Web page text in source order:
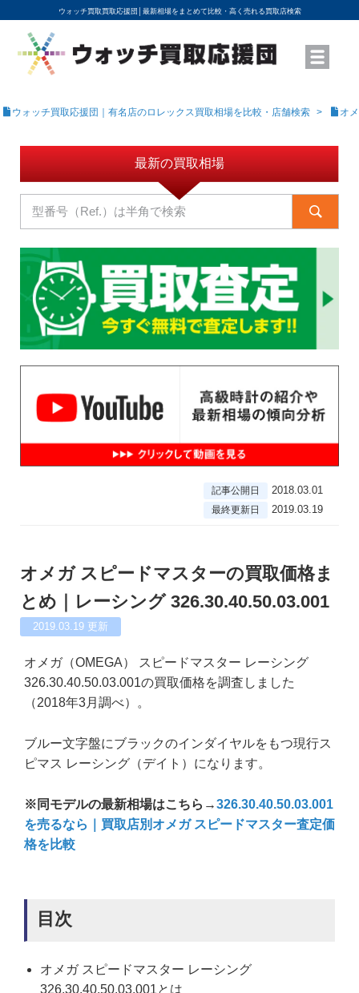
ウォッチ買取買取応援団│ 最新相場をまとめて比較・高く売れる買取店検索
YouTubeで動画を公開中
ROLEXモデル名から買取相場を調べる
高級時計ブランド名から買取相場を調べる
地域から買取店を探す
店舗名から買取店を探す
ブランド時計を高く売る方法
買取査定を依頼する
ウォッチ買取応援団｜有名店のロレックス買取相場を比較・店舗検索 オ
最新の買取相場
記事公開日 2018.03.01
最終更新日 2019.03.19
オメガ スピードマスターの買取価格ま
とめ｜レーシング 326.30.40.50.03.001
2019.03.19 更新
オメガ（OMEGA） スピードマスター レーシング
326.30.40.50.03.001の買取価格を調査しました
（2018年3月調べ）。
ブルー文字盤にブラックのインダイヤルをもつ現行ス
ピマス レーシング（デイト）になります。
※同モデルの最新相場はこちら→326.30.40.50.03.001
を売るなら｜買取店別オメガ スピードマスター査定価
格を比較
目次
オメガ スピードマスター レーシング
326.30.40.50.03.001とは